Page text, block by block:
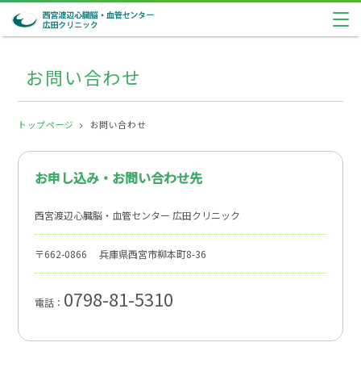
お問い合わせ
トップページ お問い合わせ
お申し込み・お問い合わせ先
西宮渡辺心臓脳・血管センター 広田クリニック
〒662-0866 兵庫県西宮市柳本町8-36
電話： 0798-81-5310